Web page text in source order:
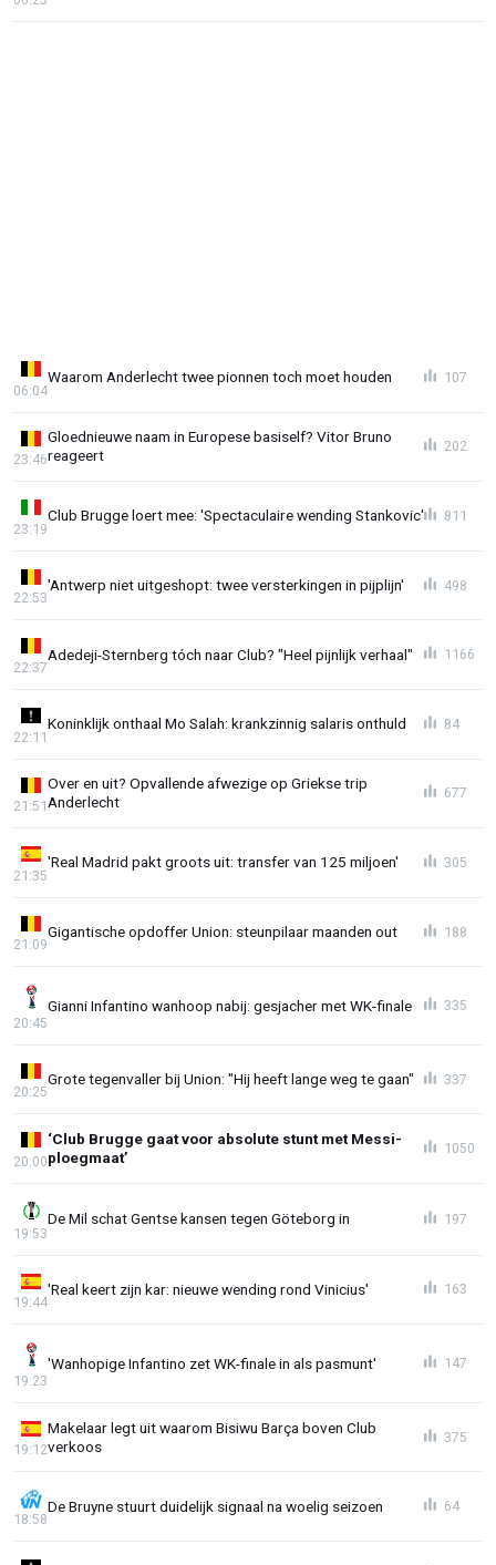
Waarom Anderlecht twee pionnen toch moet houden
06:04
107
Gloednieuwe naam in Europese basiself? Vitor Bruno
reageert
23:46
202
Club Brugge loert mee: 'Spectaculaire wending Stankovic'
23:19
811
'Antwerp niet uitgeshopt: twee versterkingen in pijplijn'
22:53
498
Adedeji-Sternberg tóch naar Club? "Heel pijnlijk verhaal"
22:37
1166
Koninklijk onthaal Mo Salah: krankzinnig salaris onthuld
22:11
84
Over en uit? Opvallende afwezige op Griekse trip
Anderlecht
21:51
677
'Real Madrid pakt groots uit: transfer van 125 miljoen'
21:35
305
Gigantische opdoffer Union: steunpilaar maanden out
21:09
188
Gianni Infantino wanhoop nabij: gesjacher met WK-finale
20:45
335
Grote tegenvaller bij Union: "Hij heeft lange weg te gaan"
20:25
337
‘Club Brugge gaat voor absolute stunt met Messi-
ploegmaat’
20:00
1050
De Mil schat Gentse kansen tegen Göteborg in
19:53
197
'Real keert zijn kar: nieuwe wending rond Vinicius'
19:44
163
'Wanhopige Infantino zet WK-finale in als pasmunt'
19:23
147
Makelaar legt uit waarom Bisiwu Barça boven Club
verkoos
19:12
375
De Bruyne stuurt duidelijk signaal na woelig seizoen
18:58
64